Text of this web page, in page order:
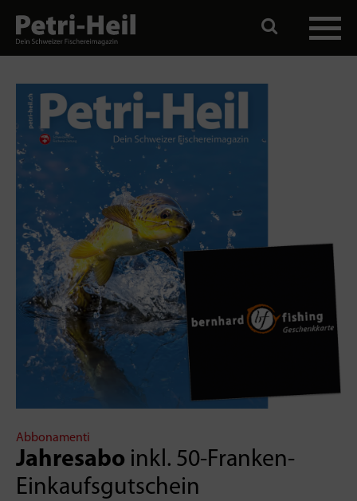
Abbonamenti
Jahresabo inkl. 50-Franken-
Einkaufsgutschein